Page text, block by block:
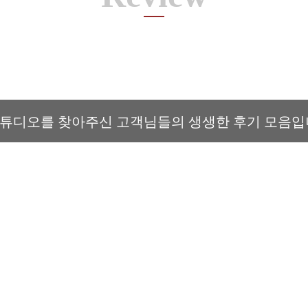
디오를 찾아주신 고객님들의 생생한 후기 모음